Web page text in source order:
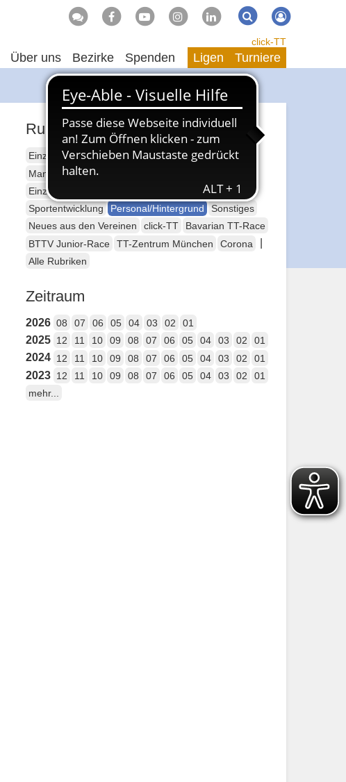
Suche Suchen
Über uns Bezirke Spenden
click-TT
Ligen Turniere
Rubriken
Einzelsport Erwachsene
Mannschaftssport Erwachsene
Einzelsport Jugend
Mannschaftssport Jugend
Sportentwicklung
Personal/Hintergrund
Sonstiges
Neues aus den Vereinen
click-TT
Bavarian TT-Race
BTTV Junior-Race
TT-Zentrum München Corona
Alle Rubriken
Zeitraum
2026 08 07 06 05 04 03 02 01
2025 12 11 10 09 08 07 06 05 04 03 02 01
2024 12 11 10 09 08 07 06 05 04 03 02 01
2023 12 11 10 09 08 07 06 05 04 03 02
01
mehr...